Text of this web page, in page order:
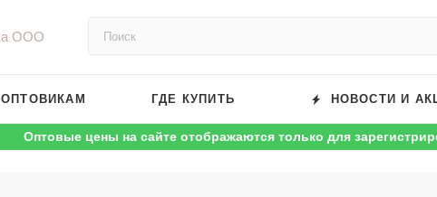
ОПТОВИКАМ ГДЕ КУПИТЬ НОВОСТИ И
Оптовые цены на сайте отображаются только для